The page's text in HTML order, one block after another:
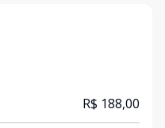
R$ 188,00